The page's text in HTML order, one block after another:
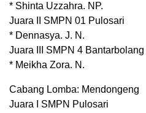
* Shinta Uzzahra. NP.
Juara II SMPN 01 Pulosari
* Dennasya. J. N.
Juara III SMPN 4 Bantarbolang
* Meikha Zora. N.
Cabang Lomba: Mendongeng
Juara I SMPN Pulosari